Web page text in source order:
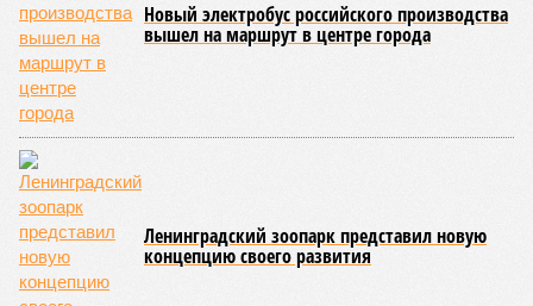
Новый электробус российского производства
вышел на маршрут в центре города
Ленинградский зоопарк представил новую
концепцию своего развития